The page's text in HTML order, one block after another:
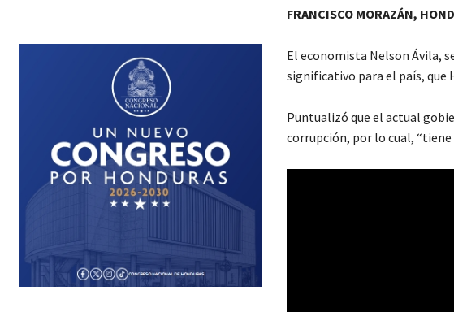
FRANCISCO MORAZÁN,
El economista Nelson Ávila,
significativo para el país, que
Puntualizó que el actual
corrupción, por lo cual,